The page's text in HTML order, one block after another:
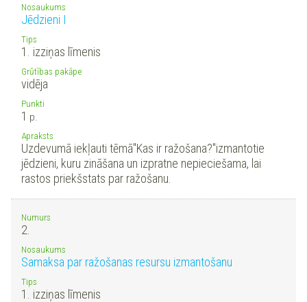
Nosaukums
Jēdzieni I
Tips
1. izziņas līmenis
Grūtības pakāpe
vidēja
Punkti
1 p.
Apraksts
Uzdevumā iekļauti tēmā"Kas ir ražošana?"izmantotie
jēdzieni, kuru zināšana un izpratne nepieciešama, lai
rastos priekšstats par ražošanu.
Numurs
2.
Nosaukums
Samaksa par ražošanas resursu izmantošanu
Tips
1. izziņas līmenis